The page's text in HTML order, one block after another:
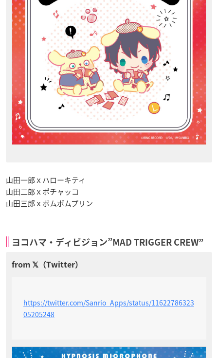
山田一郎ｘハローキティ
山田二郎ｘポチャッコ
山田三郎ｘポムポムプリン
ヨコハマ・ディビジョン”MAD TRIGGER CREW”
https://twitter.com/Sanrio_Apps/status/11622786323
05205248